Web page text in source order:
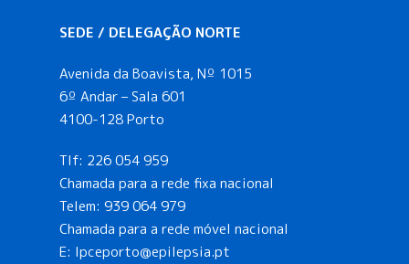
SEDE / DELEGAÇÃO NORTE
Avenida da Boavista, Nº 1015
6º Andar – Sala 601
4100-128 Porto
Tlf: 226 054 959
Chamada para a rede fixa nacional
Telem: 939 064 979
Chamada para a rede móvel nacional
E: lpceporto@epilepsia.pt